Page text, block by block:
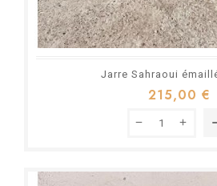
Jarre Sahraoui
215,00 €